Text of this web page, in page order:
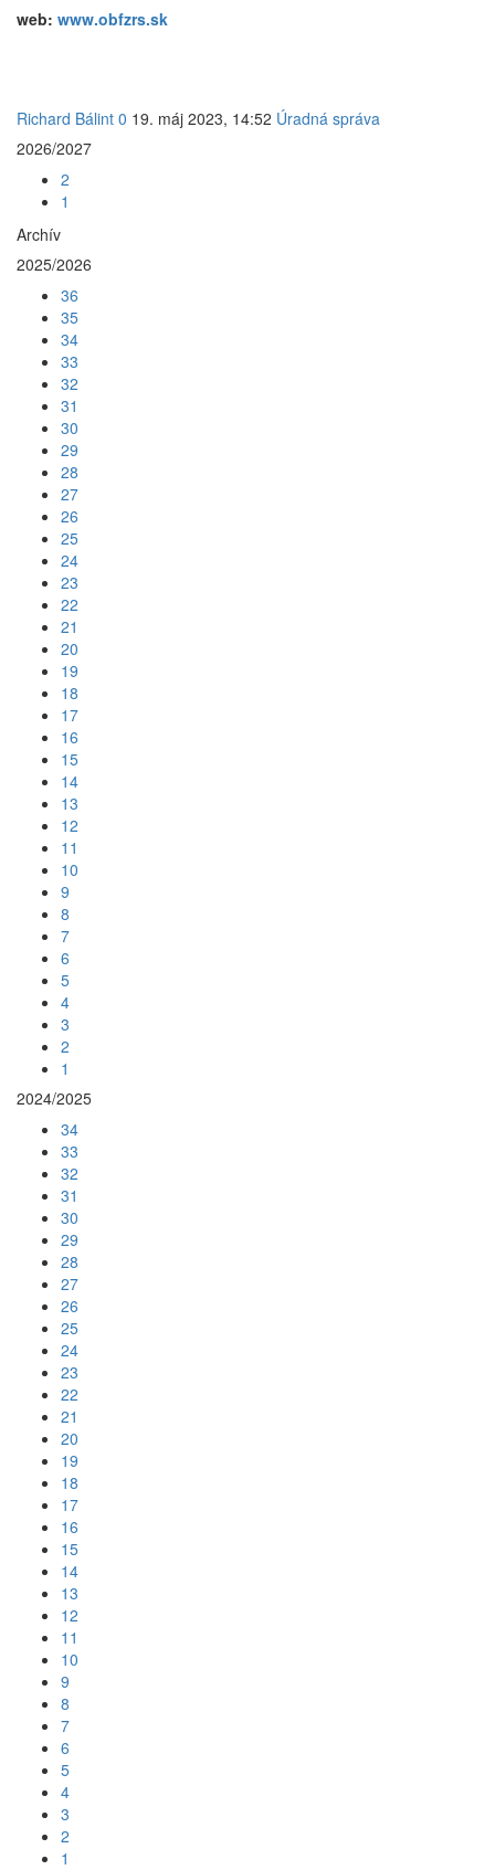
web: www.obfzrs.sk
Richard Bálint 0 19. máj 2023, 14:52 Úradná správa
2026/2027
2
1
Archív
2025/2026
36
35
34
33
32
31
30
29
28
27
26
25
24
23
22
21
20
19
18
17
16
15
14
13
12
11
10
9
8
7
6
5
4
3
2
1
2024/2025
34
33
32
31
30
29
28
27
26
25
24
23
22
21
20
19
18
17
16
15
14
13
12
11
10
9
8
7
6
5
4
3
2
1